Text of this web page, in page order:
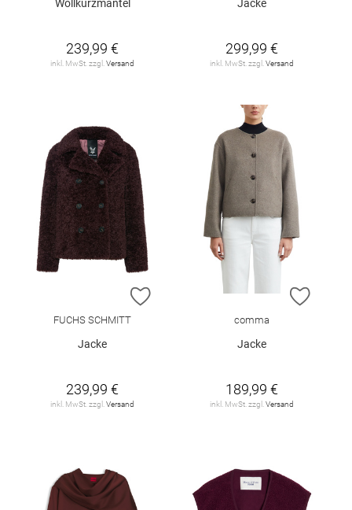
Wollkurzmantel
239,99 €
inkl. MwSt. zzgl. Versand
Jacke
299,99 €
inkl. MwSt. zzgl. Versand
ZUR WUNSCHLISTE HINZUFÜGEN
FUCHS SCHMITT
Jacke
239,99 €
inkl. MwSt. zzgl. Versand
ZUR
comma
Jacke
189,99 €
inkl. MwSt. zzgl. Versand